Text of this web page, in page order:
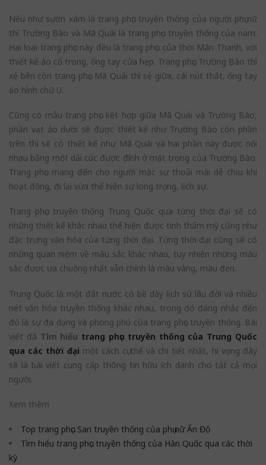
Nếu như sườn xám là trang phục truyền thống của người phụ nữ
thì Trường Bào và Mã Quái là trang phục truyền thống của nam.
Hai loại trang phục này đều là trang phục của thời Mãn Thanh, với
thiết kế áo cổ trong, ống tay cửa hẹp. Trang phục Trường Bào thì
xẻ bên còn trang phục Mã Quái thì sẻ giữa, cái nút thắt, ống tay
áo hình chữ U.
Cũng có mẫu trang phục kết hợp giữa Mã Quái và Trường Bào,
phần vạt áo dưới sẽ được thiết kế như Trường Bào còn phần
trên thì sẽ có thiết kế như Mã Quái và hai phần này được nối
nhau bằng một dải cúc được đính ở mặt trong của Trường Bào.
Trang phục mang đến cho người mặc sự thoải mái dễ chịu khi
hoạt động, đi lại vừa thể hiện sự long trọng, lịch sự.
Trang phục truyền thống Trung Quốc qua từng thời đại sẽ có
những thiết kế khác nhau thể hiện được tính thẩm mỹ cũng như
đặc trưng văn hóa của từng thời đại. Từng thời đại cũng sẽ có
những quan niệm về màu sắc khác nhau, tuy nhiên những màu
sắc được ưa chuộng nhất vẫn chính là màu vàng, màu đen.
Trung Quốc là một đất nước có bề dày lịch sử lâu đời và nhiều
nét văn hóa truyền thống khác nhau, trong đó đáng nhắc đến
đó là sự đa dạng và phong phú của trang phục truyền thống. Bài
viết đã Tìm hiểu trang phục truyền thống của Trung Quốc
qua các thời đại một cách cụ thể và chi tiết nhất, hi vọng đây
sẽ là bài viết cung cấp thông tin hữu ích dành cho tất cả mọi
người.
Xem thêm
Top trang phục Sari truyền thống của phụ nữ Ấn Độ
Tìm hiểu trang phục truyền thống của Hàn Quốc qua các thời
kỳ